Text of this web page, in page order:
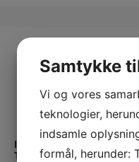
ICAR STEMPEL ”E” (MED
TRÆSKAFT)
Samtykke
Vi og vores
teknologier,
indsamle
formål, herunder: